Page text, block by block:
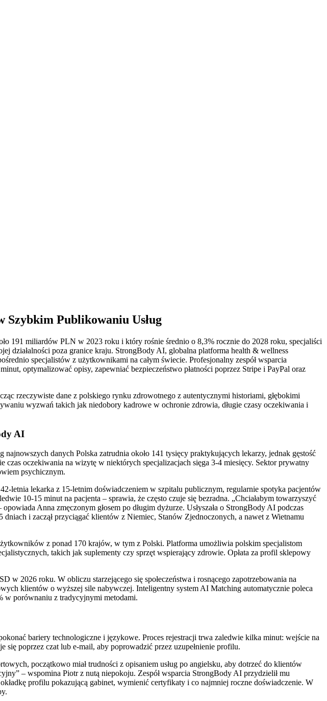
Szybkim Publikowaniu Usług
191 miliardów PLN w 2023 roku i który rośnie średnio o 8,3% rocznie do 2028 roku, specjaliści
działalności poza granice kraju. StrongBody AI, globalna platforma health & wellness
specjalistów z użytkownikami na całym świecie. Profesjonalny zespół wsparcia
optymalizować opisy, zapewniać bezpieczeństwo płatności poprzez Stripe i PayPal oraz
rzeczywiste dane z polskiego rynku zdrowotnego z autentycznymi historiami, głębokimi
wyzwań takich jak niedobory kadrowe w ochronie zdrowia, długie czasy oczekiwania i
AI
danych Polska zatrudnia około 141 tysięcy praktykujących lekarzy, jednak gęstość
czas oczekiwania na wizytę w niektórych specjalizacjach sięga 3-4 miesięcy. Sektor prywatny
psychicznym.
letnia lekarka z 15-letnim doświadczeniem w szpitalu publicznym, regularnie spotyka pacjentów
10-15 minut na pacjenta – sprawia, że często czuje się bezradna. „Chciałabym towarzyszyć
Anna zmęczonym głosem po długim dyżurze. Usłyszała o StrongBody AI podczas
i zaczął przyciągać klientów z Niemiec, Stanów Zjednoczonych, a nawet z Wietnamu
z ponad 170 krajów, w tym z Polski. Platforma umożliwia polskim specjalistom
takich jak suplementy czy sprzęt wspierający zdrowie. Opłata za profil sklepowy
w 2026 roku. W obliczu starzejącego się społeczeństwa i rosnącego zapotrzebowania na
klientów o wyższej sile nabywczej. Inteligentny system AI Matching automatycznie poleca
w porównaniu z tradycyjnymi metodami.
bariery technologiczne i językowe. Proces rejestracji trwa zaledwie kilka minut: wejście na
się poprzez czat lub e-mail, aby poprowadzić przez uzupełnienie profilu.
początkowo miał trudności z opisaniem usług po angielsku, aby dotrzeć do klientów
– wspomina Piotr z nutą niepokoju. Zespół wsparcia StrongBody AI przydzielił mu
profilu pokazującą gabinet, wymienić certyfikaty i co najmniej roczne doświadczenie. W